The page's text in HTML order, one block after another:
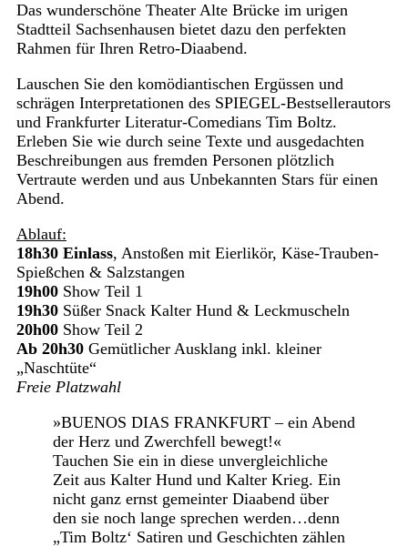
Das wunderschöne Theater Alte Brücke im urigen
Stadtteil Sachsenhausen bietet dazu den perfekten
Rahmen für Ihren Retro-Diaabend.
Lauschen Sie den komödiantischen Ergüssen und
schrägen Interpretationen des SPIEGEL-Bestsellerautors
und Frankfurter Literatur-Comedians Tim Boltz.
Erleben Sie wie durch seine Texte und ausgedachten
Beschreibungen aus fremden Personen plötzlich
Vertraute werden und aus Unbekannten Stars für einen
Abend.
Ablauf:
18h30 Einlass, Anstoßen mit Eierlikör, Käse-Trauben-
Spießchen & Salzstangen
19h00 Show Teil 1
19h30 Süßer Snack Kalter Hund & Leckmuscheln
20h00 Show Teil 2
Ab 20h30 Gemütlicher Ausklang inkl. kleiner
„Naschtüte“
Freie Platzwahl
»BUENOS DIAS FRANKFURT – ein Abend
der Herz und Zwerchfell bewegt!«
Tauchen Sie ein in diese unvergleichliche
Zeit aus Kalter Hund und Kalter Krieg. Ein
nicht ganz ernst gemeinter Diaabend über
den sie noch lange sprechen werden…denn
„Tim Boltz‘ Satiren und Geschichten zählen